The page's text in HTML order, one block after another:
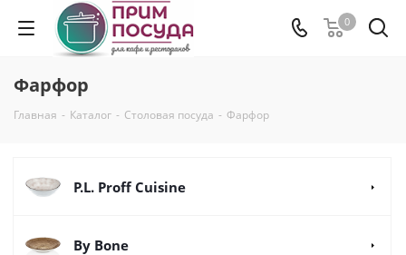
0
Фарфор
Главная - Каталог - Столовая посуда - Фарфор
P.L. Proff Cuisine
By Bone